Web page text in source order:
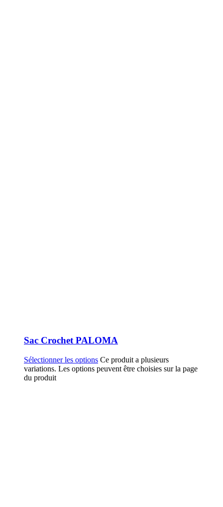
Sac Crochet PALOMA
Sélectionner les options Ce produit a plusieurs
variations. Les options peuvent être choisies sur la page
du produit